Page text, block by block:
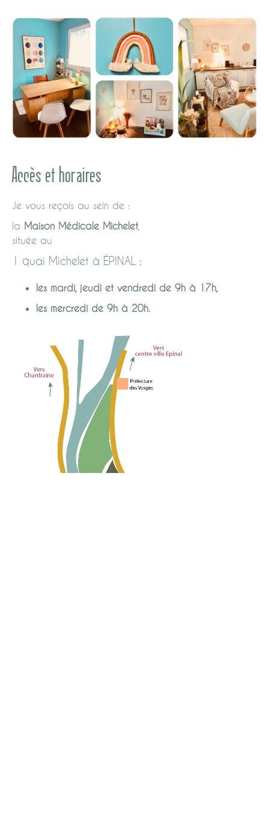
Accès et horaires
Je vous reçois au sein de :
la Maison Médicale Michelet
située au
1 quai Michelet à ÉPINAL :
les mardi, jeudi et vendredi de 9h à 17h,
les mercredi de 9h à 20h.